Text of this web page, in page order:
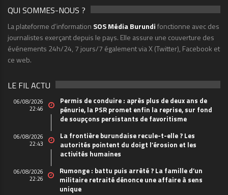
QUI SOMMES-NOUS ?
La plateforme d’information SOS Média Burundifonctionne avec des
journalistes exerçant depuis le pays. Elle assure une couverture des
événements 24h/24, 7 jours/7 également via X (Twitter), Facebook et
ce web.
LE FIL ACTU
06/08/2026
22:46
Permis de conduire : après plus de deux ans de
pénurie, la PSR promet enfin la reprise, sur fond
de soupçons persistants de favoritisme
06/08/2026
22:43
La frontière burundaise recule-t-elle ? Les
autorités pointent du doigt l’érosion et les
activités humaines
06/08/2026
22:26
Rumonge : battu puis arrêté ? La famille d’un
militaire retraité dénonce une affaire à sens
unique